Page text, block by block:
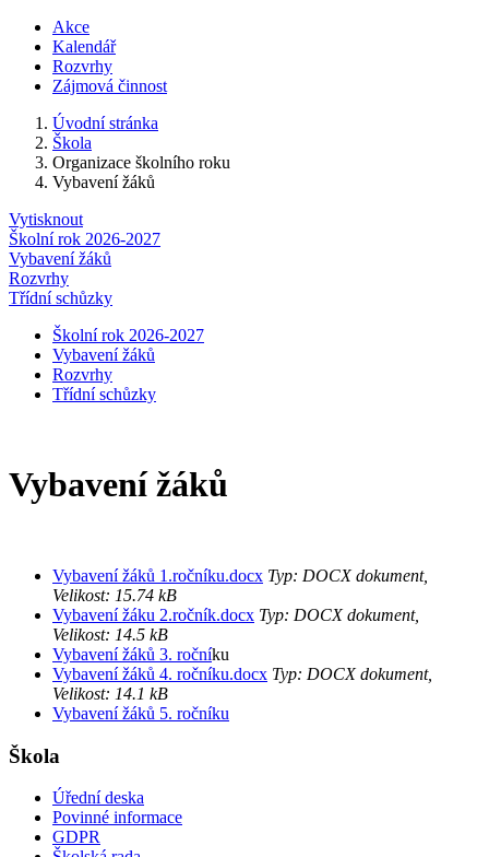
Akce
Kalendář
Rozvrhy
Zájmová činnost
Úvodní stránka
Škola
Organizace školního roku
Vybavení žáků
Vytisknout
Školní rok 2026-2027
Vybavení žáků
Rozvrhy
Třídní schůzky
Školní rok 2026-2027
Vybavení žáků
Rozvrhy
Třídní schůzky
Vybavení žáků
Vybavení žáků 1.ročníku.docx Typ: DOCX dokument,
Velikost: 15.74 kB
Vybavení žáku 2.ročník.docx Typ: DOCX dokument,
Velikost: 14.5 kB
Vybavení žáků 3. ročníku
Vybavení žáků 4. ročníku.docx Typ: DOCX dokument,
Velikost: 14.1 kB
Vybavení žáků 5. ročníku
Škola
Úřední deska
Povinné informace
GDPR